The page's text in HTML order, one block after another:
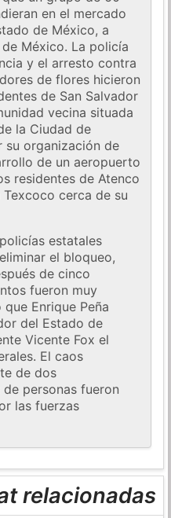
en el mercado
de México, a
México. La policía
y el arresto contra
de flores hicieron
de San Salvador
vecina situada
la Ciudad de
su organización de
de un aeropuerto
residentes de Atenco
cerca de su
estatales
el bloqueo,
de cinco
fueron muy
Enrique Peña
del Estado de
Vicente Fox el
El caos
de dos
personas fueron
las fuerzas
relacionadas